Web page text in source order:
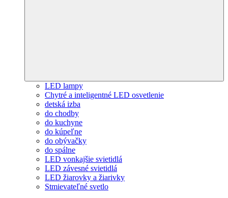
LED lampy
Chytré a inteligentné LED osvetlenie
detská izba
do chodby
do kuchyne
do kúpeľne
do obývačky
do spálne
LED vonkajšie svietidlá
LED závesné svietidlá
LED žiarovky a žiarivky
Stmievateľné svetlo